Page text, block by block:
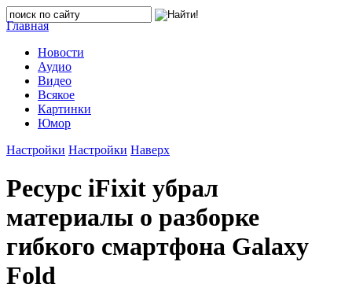
Главная
Новости
Аудио
Видео
Всякое
Картинки
Юмор
Настройки Настройки Наверх
Ресурс iFixit убрал
материалы о разборке
гибкого смартфона Galaxy
Fold